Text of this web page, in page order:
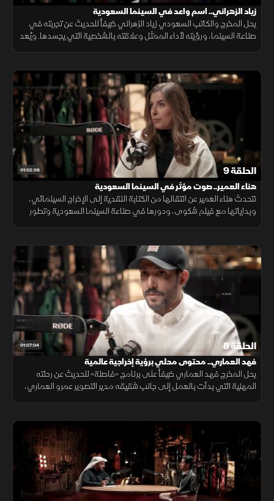
زياد الزهراني.. اسم واعد في السينما السعودية
يحل المخرج والكاتب السعودي زياد الزهراني ضيفاً للحديث عن تجربته في
صناعة السينما، ورؤيته لأداء الممثل وعلاقته بالشخصية التي يجسدها. ويُعد
01:02:06 الحلقة 9
هناء العمير.. صوت مؤثر في السينما السعودية
تتحدث هناء العمير عن انتقالها من الكتابة النقدية إلى الإخراج السينمائي،
وبداياتها مع فيلم شكوى، ودورها في صناعة السينما السعودية وتطور
01:07:04 الحلقة 8
فهد العماري.. محتوى محلي برؤية إخراجية عالمية
يحل المخرج فهد العماري ضيفاً على برنامج «فاصلة» للحديث عن رحلته
المهنية التي بدأت بالعمل إلى جانب شقيقه مدير التصوير عمرو العماري،